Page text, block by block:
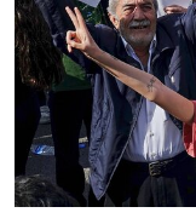
fragen & hilfe
unterstützen
abo
genossenschaft